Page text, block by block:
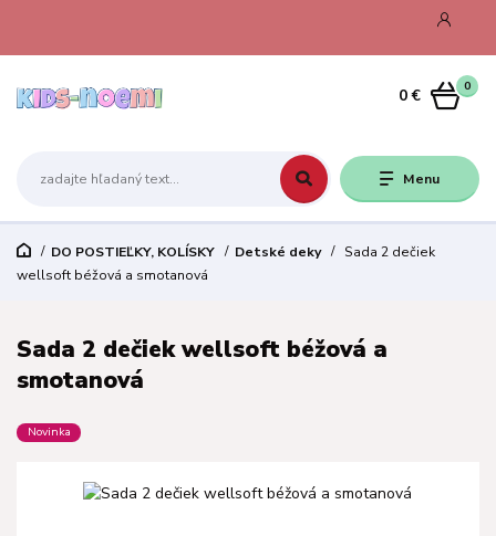
Menu
0
0 €
DO POSTIEĽKY, KOLÍSKY Detské deky
Sada 2 dečiek
wellsoft béžová a smotanová
Sada 2 dečiek wellsoft béžová a
smotanová
Novinka